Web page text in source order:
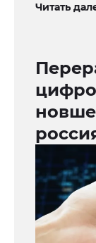
Читать